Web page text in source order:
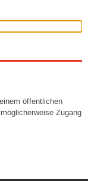
öffentlichen
Zugang